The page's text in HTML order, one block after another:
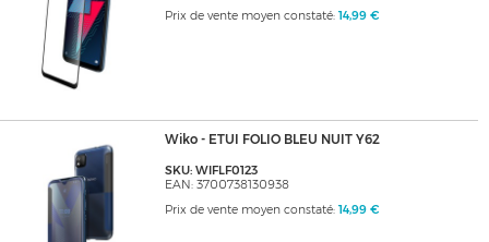
Prix de vente moyen constaté: 14,99 €
Wiko - ETUI FOLIO BLEU NUIT Y62
SKU: WIFLF0123
EAN: 3700738130938
Prix de vente moyen constaté: 14,99 €